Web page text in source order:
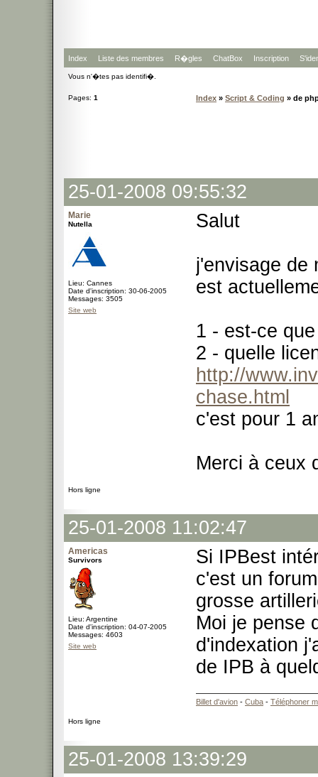
Index Liste des membres R�gles ChatBox Inscription
Vous n'�tes pas identifi�.
Pages: 1 Index » Script & Coding » de
25-01-2008 09:55:32
Marie
Nutella
Lieu: Cannes
Date d'inscription: 30-06-2005
Messages: 3505
Site web
Salut
j'envisage de
est
1 - est-ce
2 - quelle
http://
chase.html
c'est pour 1
Merci à ceux
Hors ligne
25-01-2008 11:02:47
Americas
Survivors
Lieu: Argentine
Date d'inscription: 04-07-2005
Messages: 4603
Site web
Si IPBest
c'est un
grosse
Moi je pense
d'indexation
de IPB à
Billet d'avion - Cuba - Téléphoner
Hors ligne
25-01-2008 13:39:29